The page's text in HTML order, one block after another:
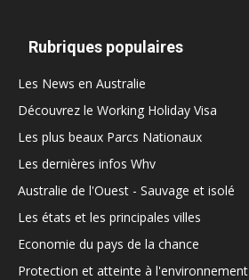
Rubriques populaires
Les News en Australie
Découvrez le Working Holiday Visa
Les plus beaux Parcs Nationaux
Les dernières infos Whv
Australie de l'Ouest - Sauvage et isolé
Les états et les principales villes
Economie du pays de la chance
Protection et atteinte à l'environnement